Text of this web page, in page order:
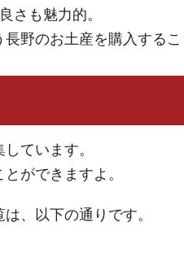
さも魅力的。
野のお土産を購入するこ
ています。
ができますよ。
、以下の通りです。